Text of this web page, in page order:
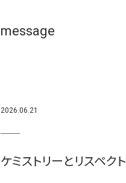
message
2026.06.21
ケミストリーとリスペクト